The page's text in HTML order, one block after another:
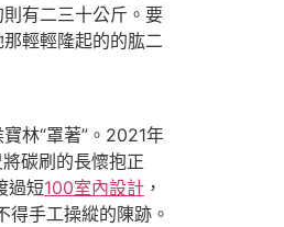
有二三十公斤。要
輕輕隆起的的肱二
林“罩著”。2021年
碳刷的長懷抱正
過短100室內設計 ，
手工操縱的陳跡。